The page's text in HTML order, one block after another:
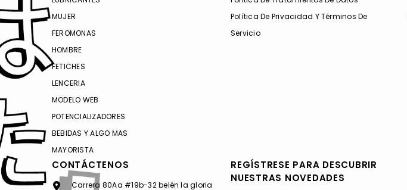
MUJER
FEROMONAS
HOMBRE
FETICHES
LENCERIA
MODELO WEB
POTENCIALIZADORES
BEBIDAS Y ALGO MAS
MAYORISTA
Política De Privacidad Y Términos De
Servicio
CONTÁCTENOS
Carrera 80Aa #19b-32 belén la gloria
REGÍSTRESE PARA DESCUBRIR
NUESTRAS NOVEDADES